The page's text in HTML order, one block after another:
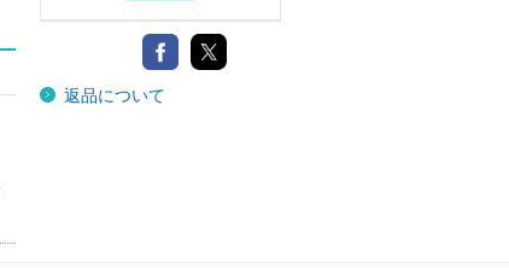
幻冬舎
星ひとみの天星術
２０２６地球...
返品について